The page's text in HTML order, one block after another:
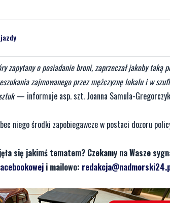
o posiadanie broni, zaprzeczał jakoby taką
zajmowanego przez mężczyznę lokalu i w
— informuje asp. szt. Joanna Samula-
niego środki zapobiegawcze w postaci dozoru
się jakimś tematem? Czekamy na Wasze
i mailowo: